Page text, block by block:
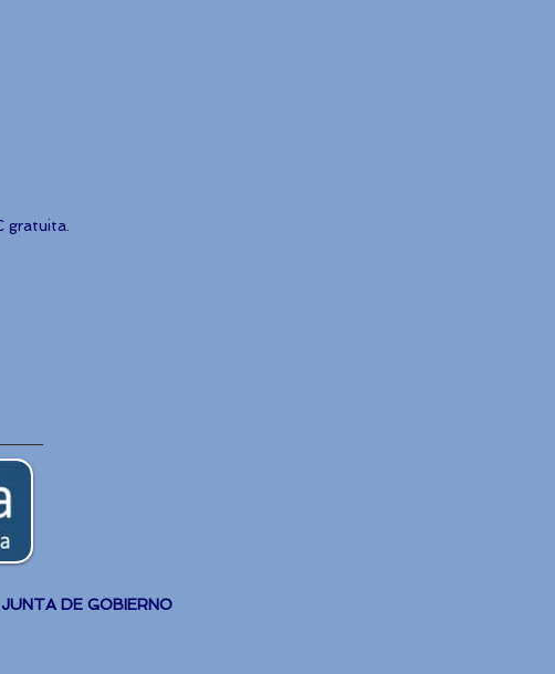
gratuita.
DE GOBIERNO